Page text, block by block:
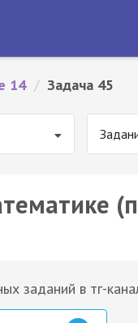
14 / Задача 45
заданий в тг-